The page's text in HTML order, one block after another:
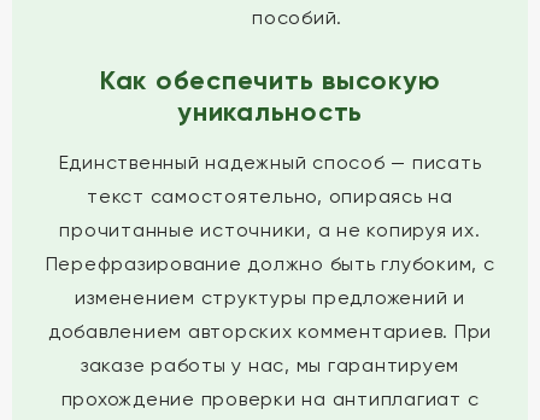
пособий.
Как обеспечить высокую
уникальность
Единственный надежный способ — писать
текст самостоятельно, опираясь на
прочитанные источники, а не копируя их.
Перефразирование должно быть глубоким, с
изменением структуры предложений и
добавлением авторских комментариев. При
заказе работы у нас, мы гарантируем
прохождение проверки на антиплагиат с